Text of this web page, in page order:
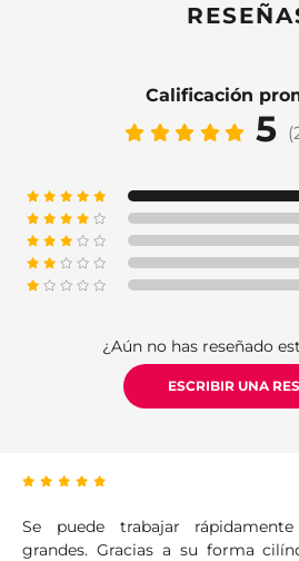
Calificación
5
¿Aún no has reseñado
ESCRIBIR UNA
Se puede trabajar
grandes. Gracias a su forma